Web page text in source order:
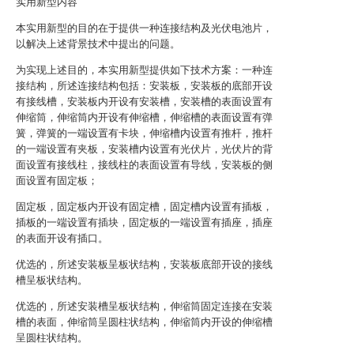
本实用新型的目的在于提供一种连接结构及光伏电池片，
以解决上述背景技术中提出的问题。
为实现上述目的，本实用新型提供如下技术方案：一种连
接结构，所述连接结构包括：安装板，安装板的底部开设
有接线槽，安装板内开设有安装槽，安装槽的表面设置有
伸缩筒，伸缩筒内开设有伸缩槽，伸缩槽的表面设置有弹
簧，弹簧的一端设置有卡块，伸缩槽内设置有推杆，推杆
的一端设置有夹板，安装槽内设置有光伏片，光伏片的背
面设置有接线柱，接线柱的表面设置有导线，安装板的侧
面设置有固定板；
固定板，固定板内开设有固定槽，固定槽内设置有插板，
插板的一端设置有插块，固定板的一端设置有插座，插座
的表面开设有插口。
优选的，所述安装板呈板状结构，安装板底部开设的接线
槽呈板状结构。
优选的，所述安装槽呈板状结构，伸缩筒固定连接在安装
槽的表面，伸缩筒呈圆柱状结构，伸缩筒内开设的伸缩槽
呈圆柱状结构。